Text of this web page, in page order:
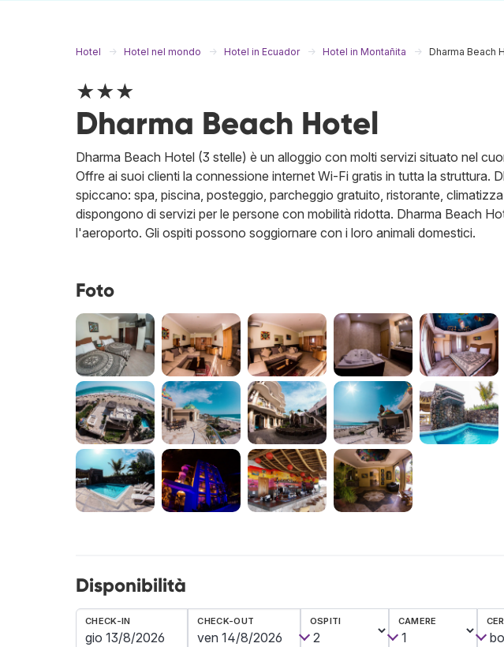
Hotel Hotel nel mondo Hotel in Ecuador Hotel in Montañita Dharma Beach
★★★
Dharma Beach Hotel
Dharma Beach Hotel (3 stelle) è un alloggio con molti servizi situato nel
Offre ai suoi clienti la connessione internet Wi-Fi gratis in tutta la struttura.
spiccano: spa, piscina, posteggio, parcheggio gratuito, ristorante,
dispongono di servizi per le persone con mobilità ridotta. Dharma Beach
l'aeroporto. Gli ospiti possono soggiornare con i loro animali domestici.
Foto
Disponibilità
CHECK-IN CHECK-OUT OSPITI CAMERE